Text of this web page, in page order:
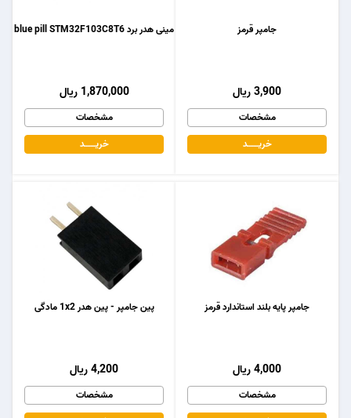
مینی هدر برد blue pill STM32F103C8T6
1,870,000 ریال
مشخصات
خریـــــــد
جامپر قرمز
3,900 ریال
مشخصات
خریـــــــد
پین جامپر - پین هدر 1x2 مادگی
4,200 ریال
مشخصات
جامپر پایه بلند استاندارد قرمز
4,000 ریال
مشخصات